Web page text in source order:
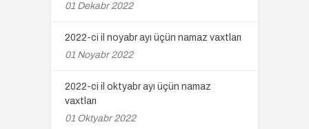
01 Dekabr 2022
2022-ci il noyabr ayı üçün namaz vaxtları
01 Noyabr 2022
2022-ci il oktyabr ayı üçün namaz
vaxtları
01 Oktyabr 2022